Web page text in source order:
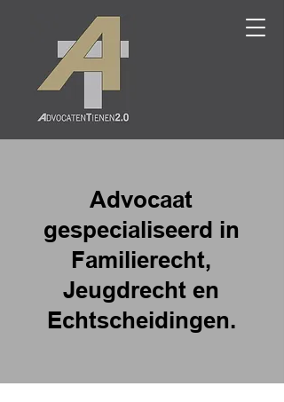
Advocaat
gespecialiseerd in
Familierecht,
Jeugdrecht en
Echtscheidingen.